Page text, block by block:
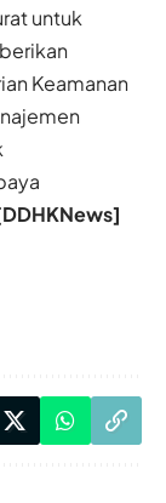
untuk
Keamanan